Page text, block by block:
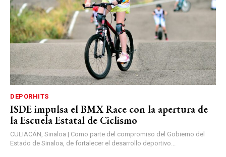
DEPORHITS
ISDE impulsa el BMX Race con la apertura de
la Escuela Estatal de Ciclismo
CULIACÁN, Sinaloa | Como parte del compromiso del Gobierno del
Estado de Sinaloa, de fortalecer el desarrollo deportivo...